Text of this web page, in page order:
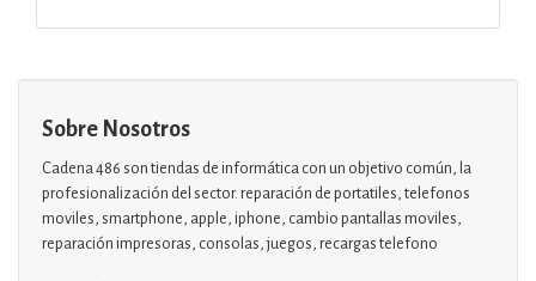
Sobre Nosotros
Cadena 486 son tiendas de informática con un objetivo común, la
profesionalización del sector. reparación de portatiles, telefonos
moviles, smartphone, apple, iphone, cambio pantallas moviles,
reparación impresoras, consolas, juegos, recargas telefono